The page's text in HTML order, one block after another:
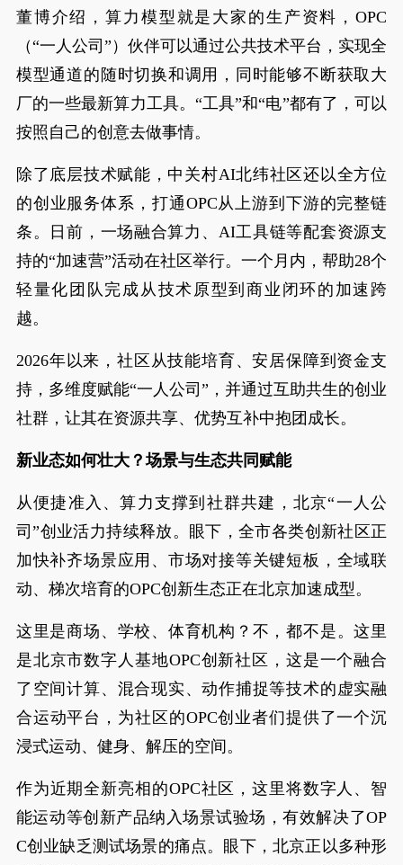
董博介绍，算力模型就是大家的生产资料，OPC
（“一人公司”）伙伴可以通过公共技术平台，实现全
模型通道的随时切换和调用，同时能够不断获取大
厂的一些最新算力工具。“工具”和“电”都有了，可以
按照自己的创意去做事情。
除了底层技术赋能，中关村AI北纬社区还以全方位
的创业服务体系，打通OPC从上游到下游的完整链
条。日前，一场融合算力、AI工具链等配套资源支
持的“加速营”活动在社区举行。一个月内，帮助28个
轻量化团队完成从技术原型到商业闭环的加速跨
越。
2026年以来，社区从技能培育、安居保障到资金支
持，多维度赋能“一人公司”，并通过互助共生的创业
社群，让其在资源共享、优势互补中抱团成长。
新业态如何壮大？场景与生态共同赋能
从便捷准入、算力支撑到社群共建，北京“一人公
司”创业活力持续释放。眼下，全市各类创新社区正
加快补齐场景应用、市场对接等关键短板，全域联
动、梯次培育的OPC创新生态正在北京加速成型。
这里是商场、学校、体育机构？不，都不是。这里
是北京市数字人基地OPC创新社区，这是一个融合
了空间计算、混合现实、动作捕捉等技术的虚实融
合运动平台，为社区的OPC创业者们提供了一个沉
浸式运动、健身、解压的空间。
作为近期全新亮相的OPC社区，这里将数字人、智
能运动等创新产品纳入场景试验场，有效解决了OP
C创业缺乏测试场景的痛点。眼下，北京正以多种形